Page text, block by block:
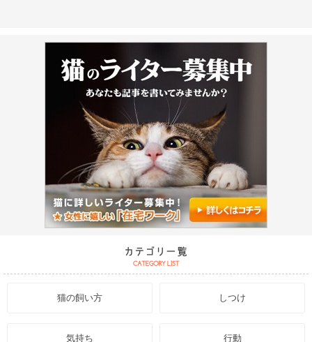
猫の飼い方 しつけ
気持ち 行動